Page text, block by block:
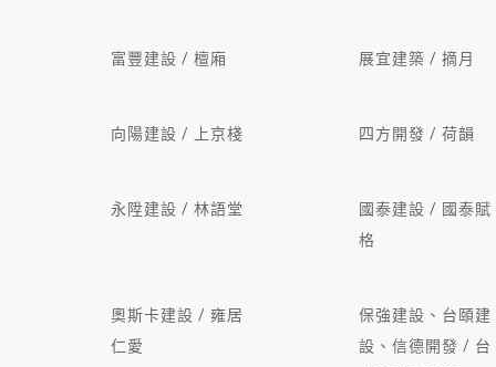
富豐建設 / 檀廂 展宜建築 / 摘月
向陽建設 / 上京棧 四方開發 / 荷韻
永陞建設 / 林語堂
國泰建設 / 國泰賦
格
奧斯卡建設 / 雍居
仁愛
保強建設、台頤建
設、信德開發 / 台